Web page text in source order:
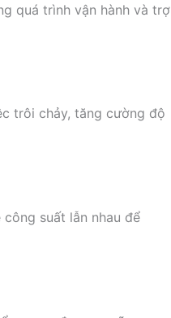
quá trình vận hành và trợ
trôi chảy, tăng cường độ
suất lẫn nhau để